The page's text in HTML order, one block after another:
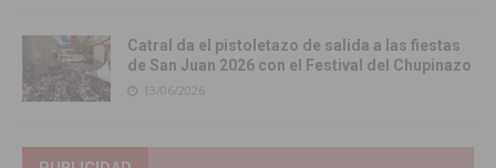
Catral da el pistoletazo de salida a las fiestas
de San Juan 2026 con el Festival del Chupinazo
13/06/2026